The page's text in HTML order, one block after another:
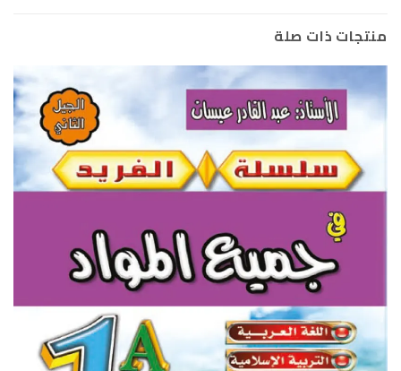
منتجات ذات صلة